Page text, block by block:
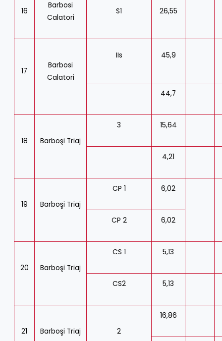
16
Barbosi
Calatori
S1 26,55
17
Barbosi
Calatori
IIs 45,9
44,7
18 Barboşi Triaj
3 15,64
4,21
19 Barboşi Triaj
CP 1 6,02
CP 2 6,02
20 Barboşi Triaj
CS 1 5,13
CS2 5,13
21 Barboşi Triaj 2
16,86